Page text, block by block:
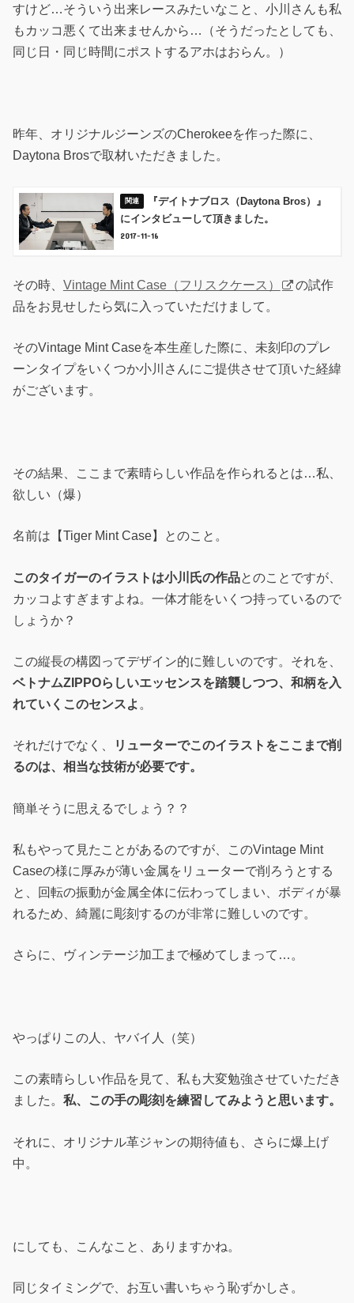
すけど…そういう出来レースみたいなこと、小川さんも私
もカッコ悪くて出来ませんから…（そうだったとしても、
同じ日・同じ時間にポストするアホはおらん。）
昨年、オリジナルジーンズのCherokeeを作った際に、
Daytona Brosで取材いただきました。
『デイトナブロス（Daytona Bros）』
にインタビューして頂きました。
2017-11-16
その時、 Vintage Mint Case（フリスクケース）
の試作
品をお見せしたら気に入っていただけまして。
そのVintage Mint Caseを本生産した際に、未刻印のプレ
ーンタイプをいくつか小川さんにご提供させて頂いた経緯
がございます。
その結果、ここまで素晴らしい作品を作られるとは…私、
欲しい（爆）
名前は【Tiger Mint Case】とのこと。
このタイガーのイラストは小川氏の作品とのことですが、
カッコよすぎますよね。一体才能をいくつ持っているので
しょうか？
この縦長の構図ってデザイン的に難しいのです。それを、
ベトナムZIPPOらしいエッセンスを踏襲しつつ、和柄を入
れていくこのセンスよ 。
それだけでなく、
リューターでこのイラストをここまで削
るのは、相当な技術が必要です。
簡単そうに思えるでしょう？？
私もやって見たことがあるのですが、このVintage Mint
Caseの様に厚みが薄い金属をリューターで削ろうとする
と、回転の振動が金属全体に伝わってしまい、ボディが暴
れるため、綺麗に彫刻するのが非常に難しいのです。
さらに、ヴィンテージ加工まで極めてしまって…。
やっぱりこの人、ヤバイ人（笑）
この素晴らしい作品を見て、私も大変勉強させていただき
ました。 私、この手の彫刻を練習してみようと思います。
それに、オリジナル革ジャンの期待値も、さらに爆上げ
中。
にしても、こんなこと、ありますかね。
同じタイミングで、お互い書いちゃう恥ずかしさ。